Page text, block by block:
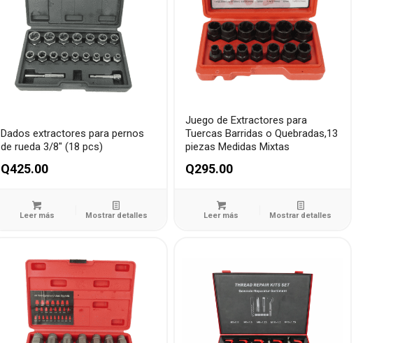
Dados extractores para pernos
de rueda 3/8″ (18 pcs)
Q425.00
Leer más Mostrar detalles
Juego de Extractores para
Tuercas Barridas o Quebradas,13
piezas Medidas Mixtas
Q295.00
Leer más Mostrar detalles